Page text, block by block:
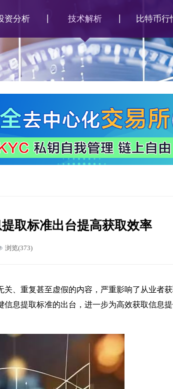
资分析 技术解析 比特币行
取标准出台提高获取效率
浏览(373)
、重复甚至虚假的内容，严重影响了从业者
息提取标准的出台，进一步为高效获取信息